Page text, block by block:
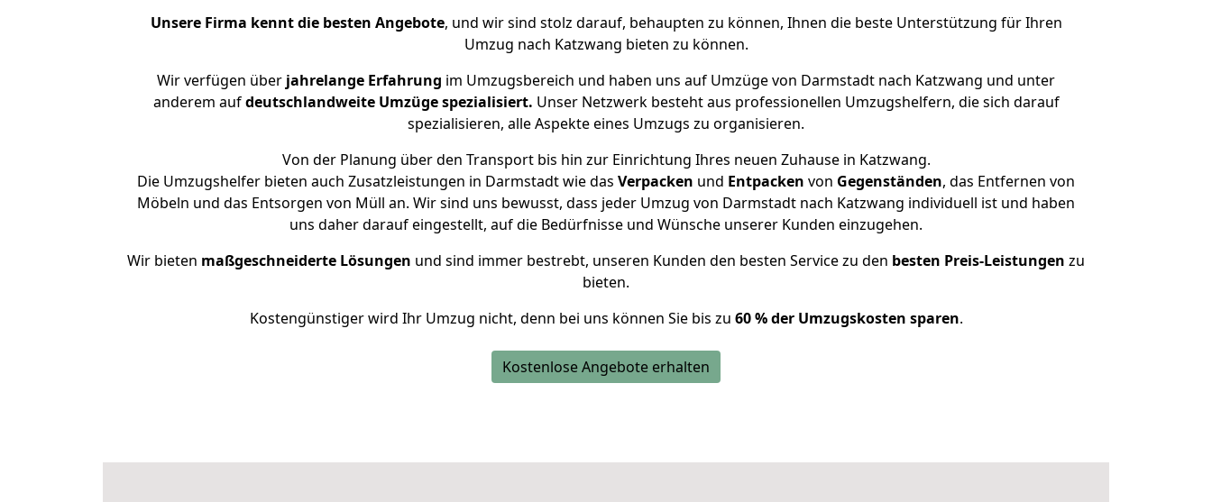
Unsere Firma kennt die besten Angebote, und wir sind stolz darauf, behaupten zu können, Ihnen die beste Unterstützung für Ihren
Umzug nach Katzwang bieten zu können.
Wir verfügen über jahrelange Erfahrung im Umzugsbereich und haben uns auf Umzüge von Darmstadt nach Katzwang und unter
anderem aufdeutschlandweite Umzüge spezialisiert. Unser Netzwerk besteht aus professionellen Umzugshelfern, die sich darauf
spezialisieren, alle Aspekte eines Umzugs zu organisieren.
Von der Planung über den Transport bis hin zur Einrichtung Ihres neuen Zuhause in Katzwang.
Die Umzugshelfer bieten auch Zusatzleistungen in Darmstadt wie das Verpacken und Entpacken von Gegenständen, das Entfernen von
Möbeln und das Entsorgen von Müll an. Wir sind uns bewusst, dass jeder Umzug von Darmstadt nach Katzwang individuell ist und haben
uns daher darauf eingestellt, auf die Bedürfnisse und Wünsche unserer Kunden einzugehen.
Wir bieten maßgeschneiderte Lösungen und sind immer bestrebt, unseren Kunden den besten Service zu den besten Preis-Leistungen zu
bieten.
Kostengünstiger wird Ihr Umzug nicht, denn bei uns können Sie bis zu 60 % der Umzugskosten sparen.
Kostenlose Angebote erhalten